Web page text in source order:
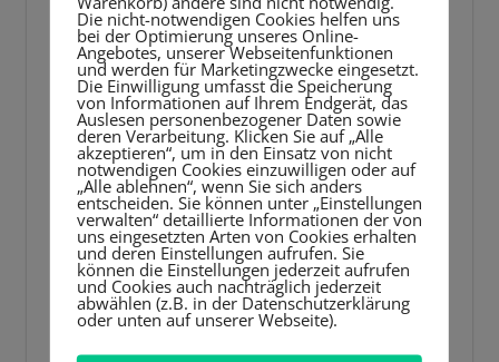
Die nicht-notwendigen Cookies helfen uns
bei der Optimierung unseres Online-
Angebotes, unserer Webseitenfunktionen
und werden für Marketingzwecke eingesetzt.
Die Einwilligung umfasst die Speicherung
von Informationen auf Ihrem Endgerät, das
Auslesen personenbezogener Daten sowie
deren Verarbeitung. Klicken Sie auf „Alle
akzeptieren“, um in den Einsatz von nicht
notwendigen Cookies einzuwilligen oder auf
„Alle ablehnen“, wenn Sie sich anders
entscheiden. Sie können unter „Einstellungen
verwalten“ detaillierte Informationen der von
uns eingesetzten Arten von Cookies erhalten
und deren Einstellungen aufrufen. Sie
können die Einstellungen jederzeit aufrufen
und Cookies auch nachträglich jederzeit
abwählen (z.B. in der Datenschutzerklärung
oder unten auf unserer Webseite).